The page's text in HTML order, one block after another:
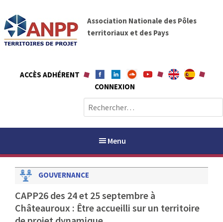
t
A
N
P
P
Association Nationale des Pôles
territoriaux et des Pays
ACCÈS ADHÉRENT
CONNEXION
e
c
c
e
r
Menu
PAYS / PETR
GOUVERNANCE
CAPP26 des 24 et 25 septembre à
Châteauroux : Être accueilli sur un territoire